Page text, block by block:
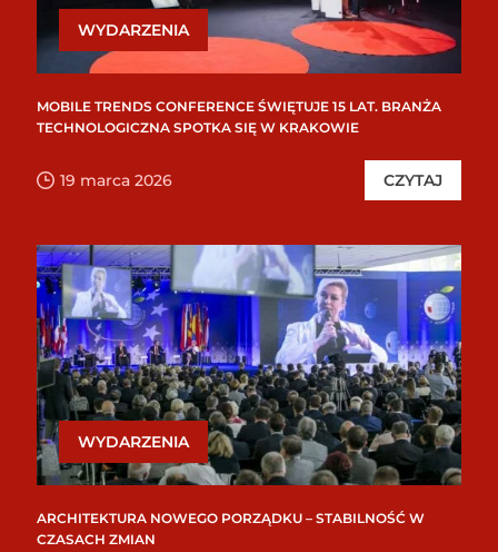
WYDARZENIA
MOBILE TRENDS CONFERENCE ŚWIĘTUJE 15 LAT. BRANŻA
TECHNOLOGICZNA SPOTKA SIĘ W KRAKOWIE
19 marca 2026 CZYTAJ
WYDARZENIA
ARCHITEKTURA NOWEGO PORZĄDKU – STABILNOŚĆ W
CZASACH ZMIAN